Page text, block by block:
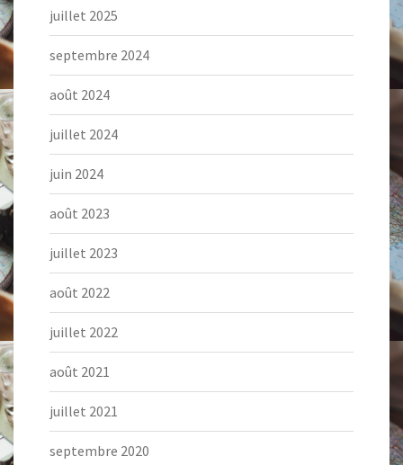
juillet 2025
septembre 2024
août 2024
juillet 2024
juin 2024
août 2023
juillet 2023
août 2022
juillet 2022
août 2021
juillet 2021
septembre 2020